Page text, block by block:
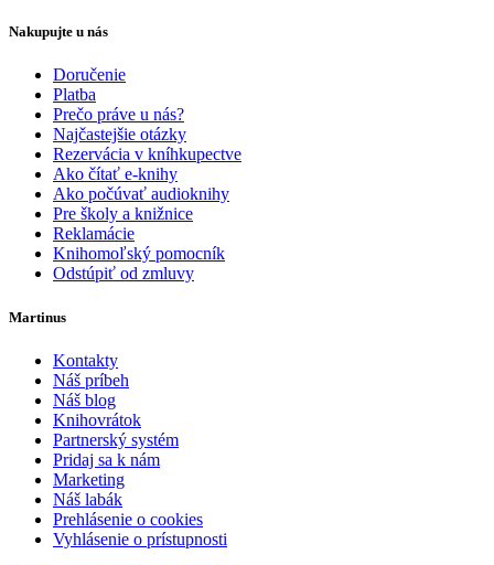
Nakupujte u nás
Doručenie
Platba
Prečo práve u nás?
Najčastejšie otázky
Rezervácia v kníhkupectve
Ako čítať e-knihy
Ako počúvať audioknihy
Pre školy a knižnice
Reklamácie
Knihomoľský pomocník
Odstúpiť od zmluvy
Martinus
Kontakty
Náš príbeh
Náš blog
Knihovrátok
Partnerský systém
Pridaj sa k nám
Marketing
Náš labák
Prehlásenie o cookies
Vyhlásenie o prístupnosti